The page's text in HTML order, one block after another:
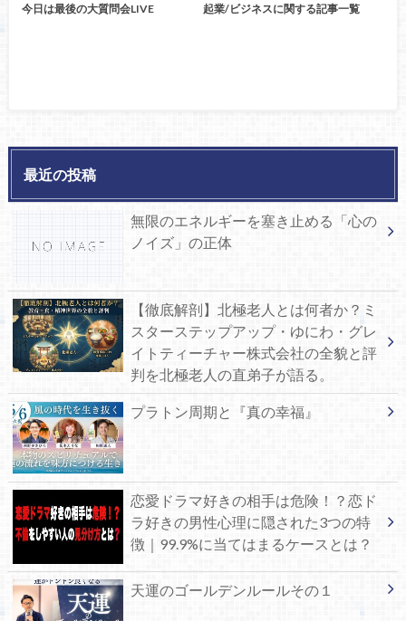
今日は最後の大質問会LIVE 起業/ビジネスに関する記事一覧
最近の投稿
無限のエネルギーを塞き止める「心の
ノイズ」の正体
【徹底解剖】北極老人とは何者か？ミ
スターステップアップ・ゆにわ・グレ
イトティーチャー株式会社の全貌と評
判を北極老人の直弟子が語る。
プラトン周期と『真の幸福』
恋愛ドラマ好きの相手は危険！？恋ド
ラ好きの男性心理に隠された3つの特
徴｜99.9%に当てはまるケースとは？
天運のゴールデンルールその１